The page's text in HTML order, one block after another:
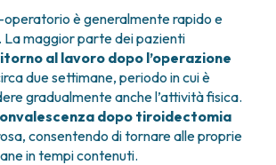
è generalmente rapido e
maggior parte dei pazienti
al lavoro dopo l’operazione
due settimane, periodo in cui è
gradualmente anche l’attività fisica.
dopo tiroidectomia
consentendo di tornare alle proprie
in tempi contenuti.